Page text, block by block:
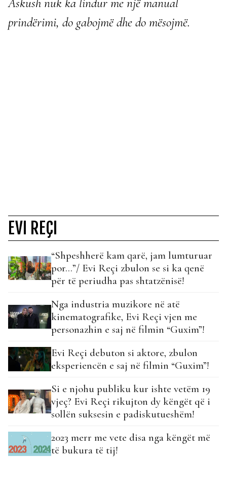
prindërimi, do gabojmë dhe do mësojmë.
EVI REÇI
“Shpeshherë kam qarë, jam lumturuar
por…”/ Evi Reçi zbulon se si ka qenë
për të periudha pas shtatzënisë!
Nga industria muzikore në atë
kinematografike, Evi Reçi vjen me
personazhin e saj në filmin “Guxim”!
Evi Reçi debuton si aktore, zbulon
eksperiencën e saj në filmin “Guxim”!
Si e njohu publiku kur ishte vetëm 19
vjeç? Evi Reçi rikujton dy këngët që i
sollën suksesin e padiskutueshëm!
2023 merr me vete disa nga këngët më
të bukura të tij!